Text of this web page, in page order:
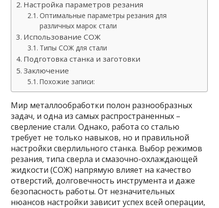
Настройка параметров резания
Оптимальные параметры резания для
различных марок стали
Использование СОЖ
Типы СОЖ для стали
Подготовка станка и заготовки
Заключение
Похожие записи:
Мир металлообработки полон разнообразных
задач, и одна из самых распространенных –
сверление стали. Однако, работа со сталью
требует не только навыков, но и правильной
настройки сверлильного станка. Выбор режимов
резания, типа сверла и смазочно-охлаждающей
жидкости (СОЖ) напрямую влияет на качество
отверстий, долговечность инструмента и даже
безопасность работы. От незначительных
нюансов настройки зависит успех всей операции,